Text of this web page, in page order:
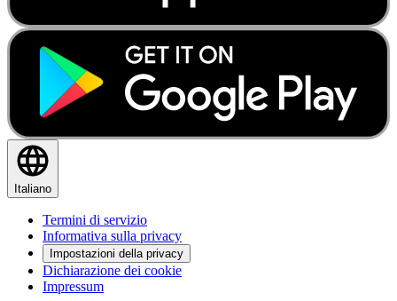
Italiano
Termini di servizio
Informativa sulla privacy
Impostazioni della privacy
Dichiarazione dei cookie
Impressum